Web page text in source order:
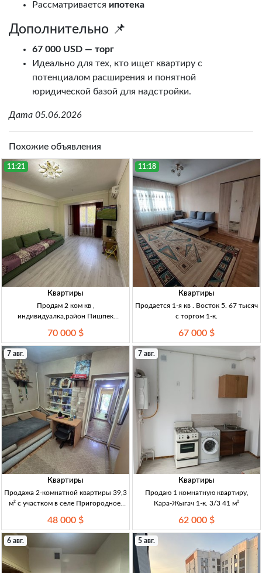
Рассматривается ипотека
Дополнительно 📌
67 000 USD — торг
Идеально для тех, кто ищет квартиру с
потенциалом расширения и понятной
юридической базой для надстройки.
Дата 05.06.2026
Похожие объявления
11:21
Квартиры
Продам 2 ком кв ,
индивидуалка,район Пишпек
70 000 $
11:18
Квартиры
Продается 1-я кв . Восток 5. 67 тысяч
с торгом 1-к.
67 000 $
7 авг.
Квартиры
Продажа 2-комнатной квартиры 39,3
м² с участком в селе Пригородное,
кирпичный дом, с рем., участок, газ,
центр. канализация, артезианская скв
48 000 $
7 авг.
Квартиры
Продаю 1 комнатную квартиру,
Кара-Жыгач 1-к. 3/3 41 м²
62 000 $
6 авг. 5 авг.